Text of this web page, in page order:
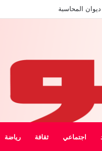
بيان الإتحاد الوطنى العام لعمال ليبيا
اجتماعي ثقافة رياضة